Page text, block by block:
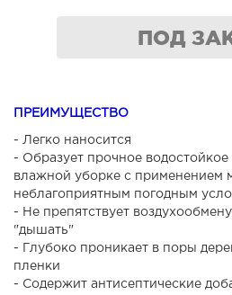
ПОД
ПРЕИМУЩЕСТВО
- Легко наносится
- Образует прочное
влажной уборке с применением
неблагоприятным погодным
- Не препятствует
"дышать"
- Глубоко проникает в поры
пленки
- Содержит антисептические